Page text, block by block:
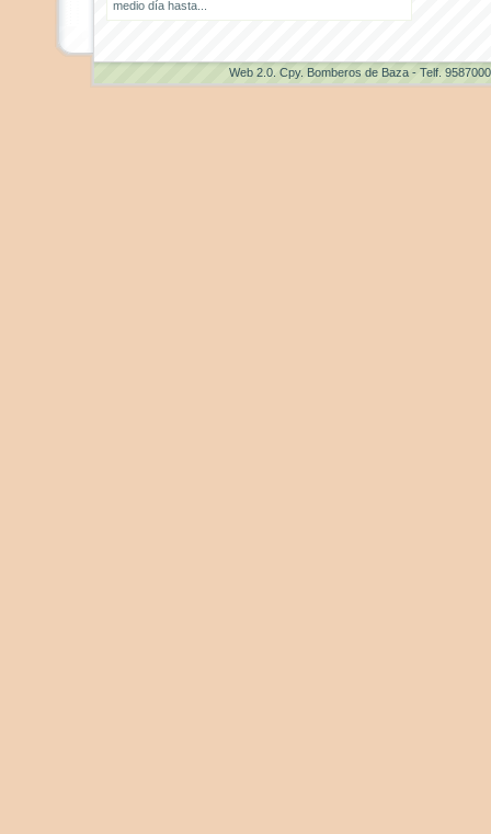
medio día hasta...
Web 2.0 . Cpy. Bomberos de Baza - Telf.